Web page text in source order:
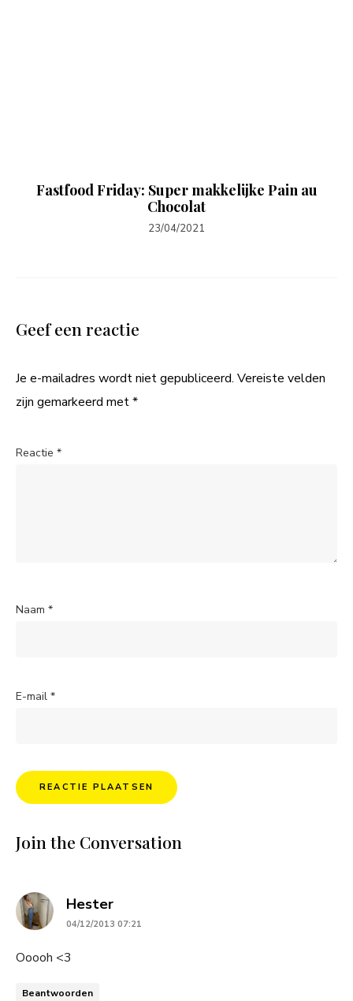
Fastfood Friday: Super makkelijke Pain au
Chocolat
23/04/2021
Geef een reactie
Je e-mailadres wordt niet gepubliceerd. Vereiste velden
zijn gemarkeerd met*
Reactie *
Naam *
E-mail *
Join the Conversation
Hestersays:
04/12/2013 07:21
Ooooh <3
Beantwoorden